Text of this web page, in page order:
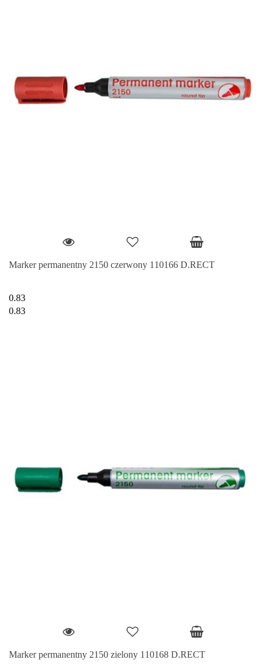
Marker permanentny 2150 czerwony 110166 D.RECT
0.83
0.83
Marker permanentny 2150 zielony 110168 D.RECT